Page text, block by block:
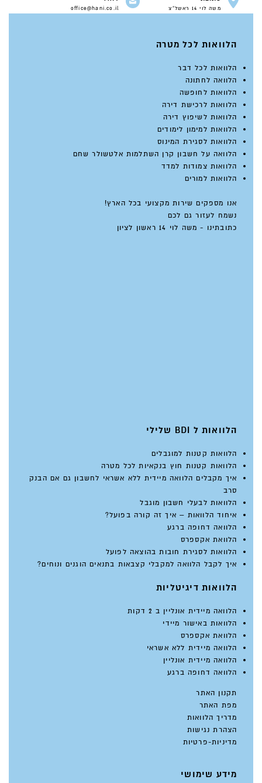
משה לוי 14 ראשל"צ office@hani.co.il
הלוואות לכל מטרה
הלוואות לכל דבר
הלוואה לחתונה
הלוואות לחופשה
הלוואות לרכישת דירה
הלוואות לשיפוץ דירה
הלוואות למימון לימודים
הלוואות לסגירת המינוס
הלוואה על חשבון קרן השתלמות אלטשולר שחם
הלוואות צמודות למדד
הלוואות למורים
אנו מספקים שירות מקצועי בכל הארץ!
נשמח לעזור גם לכם
כתובתינו - משה לוי 14 ראשון לציון
הלוואות ל BDI שלילי
הלוואות קטנות למוגבלים
הלוואות קטנות חוץ בנקאיות לכל מטרה
איך מקבלים הלוואה מיידית ללא אשראי לחשבון גם אם הבנק
סרב
הלוואות לבעלי חשבון מוגבל
איחוד הלוואות – איך זה קורה בפועל?
הלוואה דחופה ברגע
הלוואת אקספרס
הלוואות לסגירת חובות בהוצאה לפועל
איך לקבל הלוואה למקבלי קצבאות בתנאים הוגנים ונוחים?
הלוואות דיגיטליות
הלוואה מיידית אונליין ב 2 דקות
הלוואות באישור מיידי
הלוואת אקספרס
הלוואה מיידית ללא אשראי
הלוואה מיידית אונליין
הלוואה דחופה ברגע
תקנון האתר
מפת האתר
מדריך הלוואות
הצהרת נגישות
מדיניות-פרטיות
מידע שימושי